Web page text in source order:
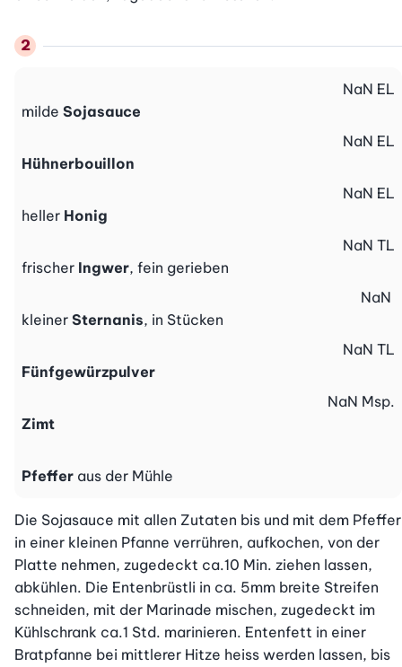
milde Sojasauce
NaN EL
Hühnerbouillon
NaN EL
heller Honig
NaN EL
frischer Ingwer, fein gerieben
NaN TL
kleiner Sternanis, in Stücken
NaN
Fünfgewürzpulver
NaN TL
Zimt
NaN Msp.
Pfeffer aus der Mühle
Die Sojasauce mit allen Zutaten bis und mit dem Pfeffer
in einer kleinen Pfanne verrühren, aufkochen, von der
Platte nehmen, zugedeckt ca.10 Min. ziehen lassen,
abkühlen. Die Entenbrüstli in ca. 5mm breite Streifen
schneiden, mit der Marinade mischen, zugedeckt im
Kühlschrank ca.1 Std. marinieren. Entenfett in einer
Bratpfanne bei mittlerer Hitze heiss werden lassen, bis